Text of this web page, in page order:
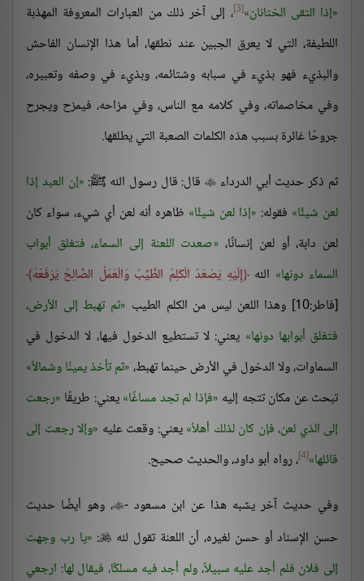
إذا التقى الختانان [3] ، إلى آخر ذلك من العبارات المعروفة المهذبة
اللطيفة، التي لا يعرق الجبين عند نطقها، أما هذا الإنسان الفاحش
والبذيء فهو بذيء في سبابه وشتائمه، وبذيء في وصفه وتعبيره،
وفي مخاصماته، وفي كلامه مع الناس، وفي مزاحه، فيمزح ويجرح
جروحًا غائرة بسبب هذه الكلمات الصعبة التي يطلقها.
ثم ذكر حديث أبي الدرداء قال: قال رسول الله ﷺ: إن العبد إذا
لعن شيئًا فقوله: إذا لعن شيئًا ظاهره أنه لعن أي شيء، سواء كان
لعن دابة، أو لعن إنسانًا، صعدت اللعنة إلى السماء، فتغلق أبواب
السماء دونها الله إِلَيْهِ يَصْعَدُ الْكَلِمُ الطَّيِّبُ وَالْعَمَلُ الصَّالِحُ يَرْفَعُهُ
[فاطر:10] وهذا اللعن ليس من الكلم الطيب
ثم تهبط إلى الأرض،
فتغلق أبوابها دونها يعني: لا تستطيع الدخول فيها، لا الدخول في
السماوات، ولا الدخول في الأرض حينما تهبط، ثم تأخذ يمينًا وشمالاً
تبحث عن مكان تتجه إليه فإذا لم تجد مساغًا يعني: طريقًا رجعت
إلى الذي لعن، فإن كان لذلك أهلاً يعني: وقعت عليه وإلا رجعت إلى
قائلها [4] ، رواه أبو داود، والحديث صحيح.
وفي حديث آخر يشبه هذا عن ابن مسعود -، وهو أيضًا حديث
حسن الإسناد أو حسن لغيره، أن اللعنة تقول لله 
: يا رب وجهت
إلى فلان فلم أجد عليه سبيلاً، ولم أجد فيه مسلكًا، فيقال لها: ارجعي